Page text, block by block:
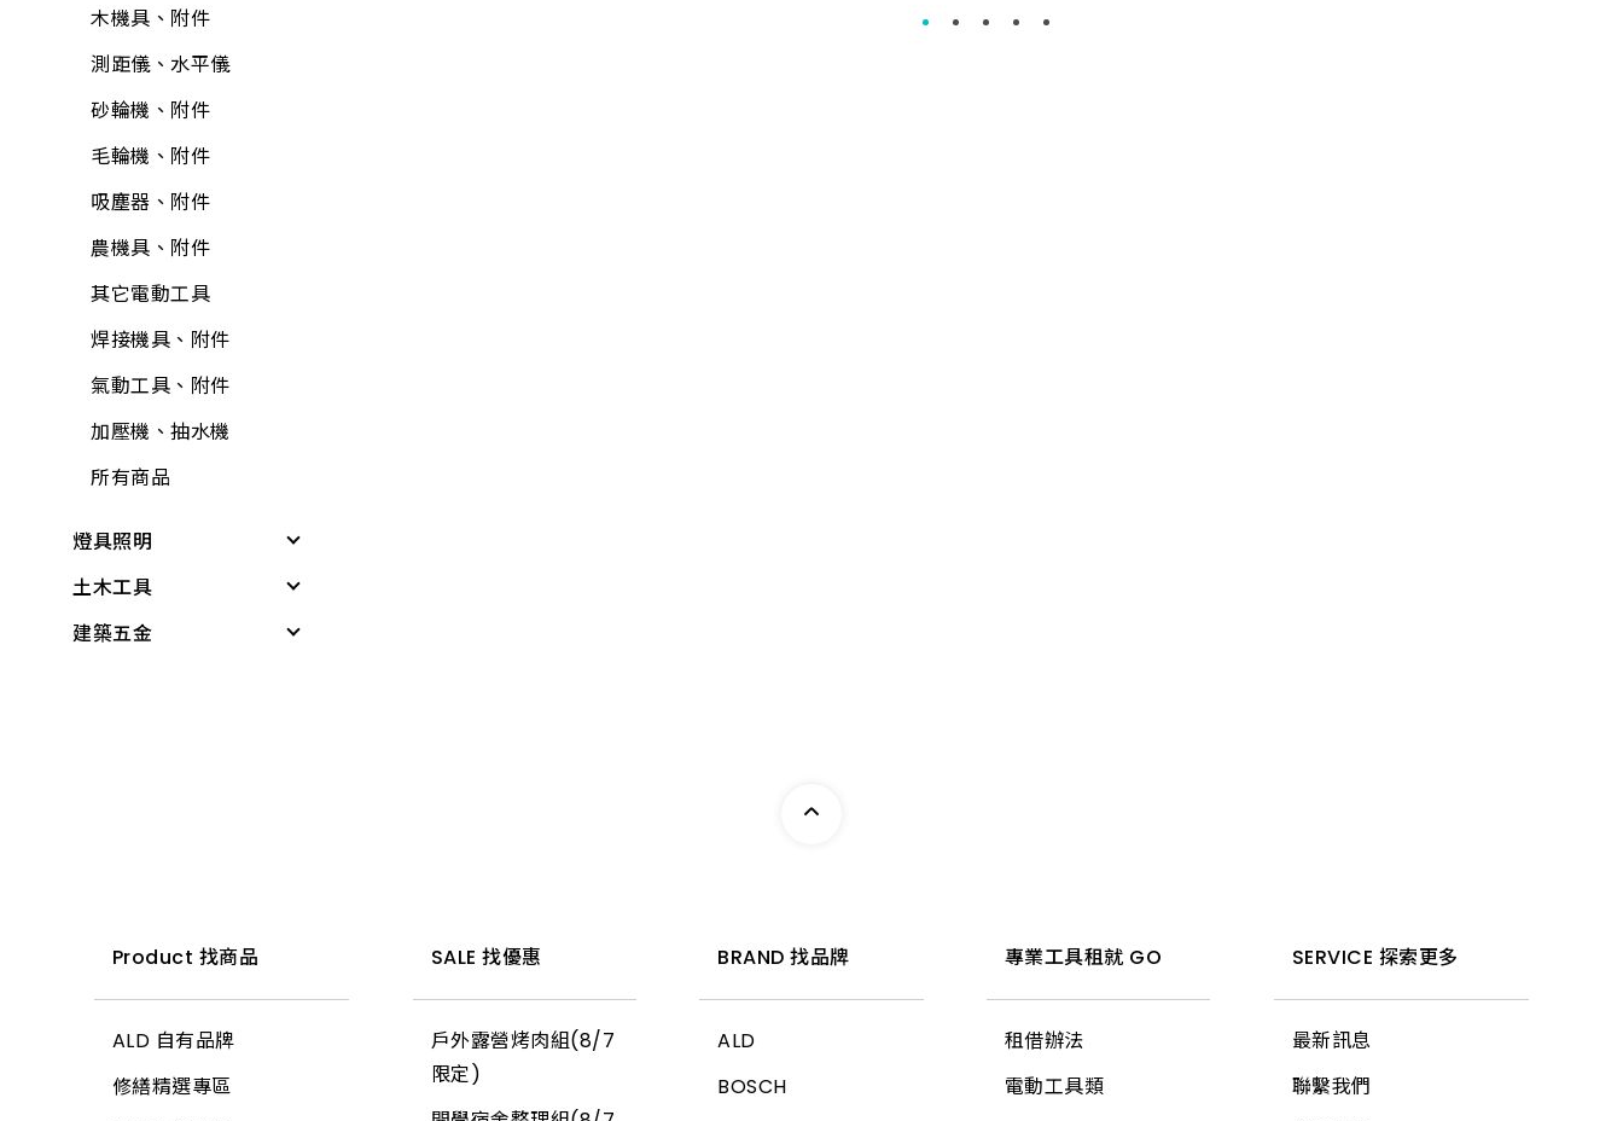
各式剪刀
ALD延長線
油漆工具
矽利康、填縫膠
氣動工具、附件
逆滲透、淨水器、過
濾器、逆滲透附件
清掃用具
塑鋼土
鉗
電線
螺絲.壁虎(膨脹螺絲)
所有商品
清潔劑
芳香、除臭、除濕劑
防蟲、殺蟲劑
消毒、殺菌
居家生活
居家安全
3C用品
冷氣、電視搖控器
汽、機車用品
文具用品
包裝材料
清洗劑
吊掛用品
輪
護具
所有商品
黏劑工具
研磨工具
牛油、潤滑油
所有商品
馬桶、水箱附件
鏡箱
抽排風機
逆滲透、淨水器、過
濾器、逆滲透配件
熱水器、附件
洗衣機附件
冷氣附件
水塔、水塔附件
水管夾具(管束、管
夾)
不銹鋼(銅)接頭
PVC管、鐵管
PVC管接頭
開關箱、接線盒
捕蟲網
防曬用品
固定繩、鍊
所有商品
木機具、附件
測距儀、水平儀
砂輪機、附件
毛輪機、附件
吸塵器、附件
農機具、附件
其它電動工具
焊接機具、附件
氣動工具、附件
加壓機、抽水機
所有商品
燈具照明
其他燈具
感應燈具
小燈泡
所有商品
土木工具
無塵室商品
鏟、扒
推水、土平、杓
土地界標
建築五金
天花板
地磚
玻璃
信箱
Product 找商品
ALD 自有品牌
修繕精選專區
SALE 找優惠
戶外露營烤肉組(8/7
限定)
BRAND 找品牌
ALD
BOSCH
專業工具租就 GO
租借辦法
電動工具類
SERVICE 探索更多
最新訊息
聯繫我們